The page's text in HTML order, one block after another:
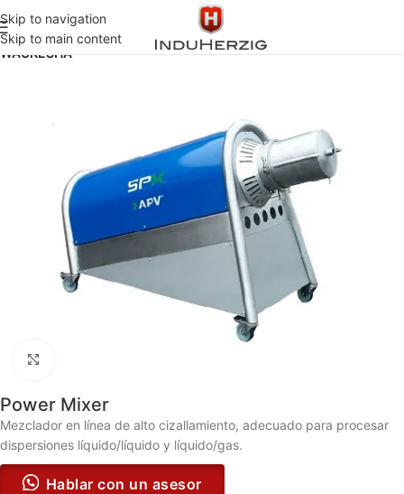
Skip to navigation
Skip to main content
Inicio SANITARIA EQUIPOS DE MEZCLADO Y EMULSIONADO
WAUKESHA
Power Mixer
Mezclador en línea de alto cizallamiento, adecuado para procesar
dispersiones líquido/líquido y líquido/gas.
Hablar con un asesor